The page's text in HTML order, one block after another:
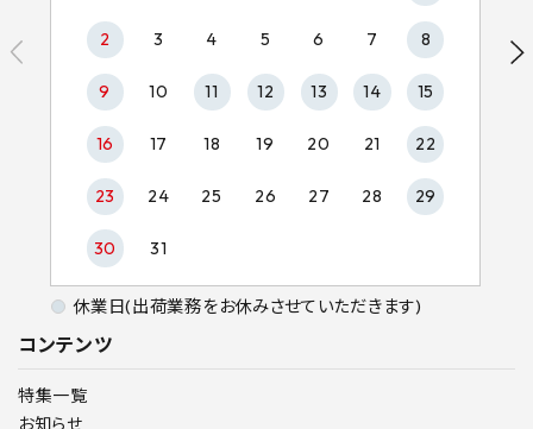
コンテンツ
特集一覧
お知らせ
2 3 4 5 6 7 8
9 10 11 12 13 14 15
16 17 18 19 20 21 22
23 24 25 26 27 28 29
30 31
休業日(出荷業務をお休みさせていただきます)